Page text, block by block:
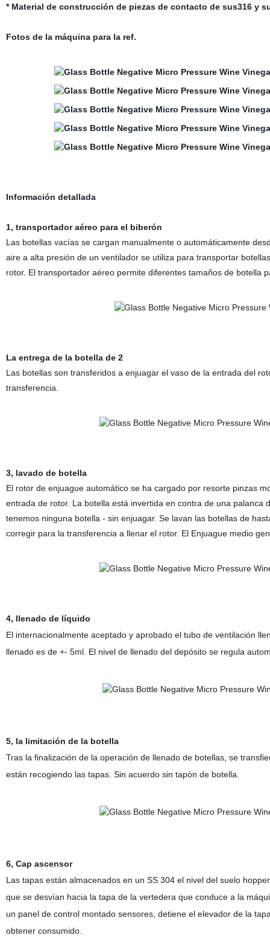
* Material de construcción de piezas de contacto de sus316 y
Fotos de la máquina para la ref.
Información detallada
1, transportador aéreo para el biberón
Las botellas vacías se cargan manualmente o automáticamente
aire a alta presión de un ventilador se utiliza para transportar
rotor. El transportador aéreo permite diferentes tamaños de botella
La entrega de la botella de 2
Las botellas son transferidos a enjuagar el vaso de la entrada del
transferencia.
3, lavado de botella
El rotor de enjuague automático se ha cargado por resorte pinzas
entrada de rotor. La botella está invertida en contra de una
tenemos ninguna botella - sin enjuagar. Se lavan las botellas de
corregir para la transferencia a llenar el rotor. El Enjuague medio
4, llenado de líquido
El internacionalmente aceptado y aprobado el tubo de ventilación
llenado es de +- 5ml. El nivel de llenado del depósito se regula
5, la limitación de la botella
Tras la finalización de la operación de llenado de botellas, se
están recogiendo las tapas. Sin acuerdo sin tapón de botella.
6, Cap ascensor
Las tapas están almacenados en un SS 304 el nivel del suelo
que se desvían hacia la tapa de la vertedera que conduce a la
un panel de control montado sensores, detiene el elevador de la
obtener consumido.